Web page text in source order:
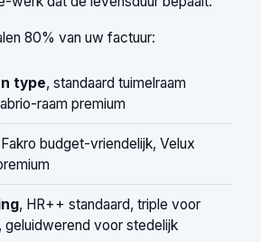
80% van uw factuur:
type, standaard tuimelraam
raam premium
budget-vriendelijk, Velux
, HR++ standaard, triple voor
geluidwerend voor stedelijk